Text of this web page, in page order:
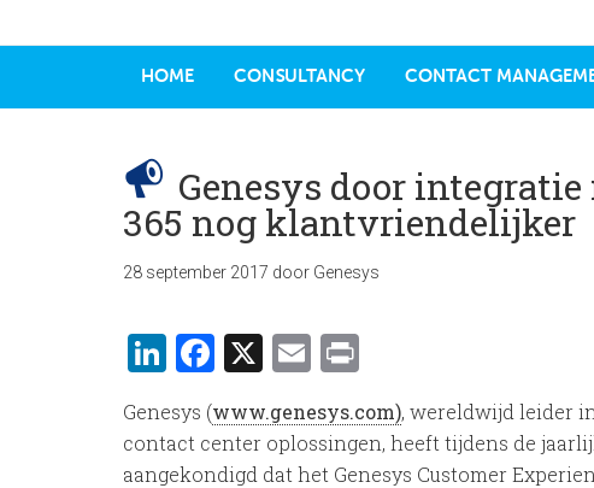
HOME CONSULTANCY CONTACT
Genesys door
365 nog klantvriendelijker
28 september 2017 door Genesys
LinkedIn
Facebook
X Email
Genesys (www.genesys.com), wereldwijd leider
contact center oplossingen, heeft tijdens de
aangekondigd dat het Genesys Customer